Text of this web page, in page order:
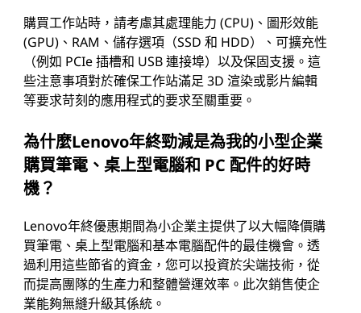
購買工作站時，請考慮其處理能力 (CPU)、圖形效能
(GPU)、RAM、儲存選項（SSD 和 HDD）、可擴充性
（例如 PCIe 插槽和 USB 連接埠）以及保固支援。這
些注意事項對於確保工作站滿足 3D 渲染或影片編輯
等要求苛刻的應用程式的要求至關重要。
為什麼Lenovo年終勁減是為我的小型企業
購買筆電、桌上型電腦和 PC 配件的好時
機？
Lenovo年終優惠期間為小企業主提供了以大幅降價購
買筆電、桌上型電腦和基本電腦配件的最佳機會。透
過利用這些節省的資金，您可以投資於尖端技術，從
而提高團隊的生產力和整體營運效率。此次銷售使企
業能夠無縫升級其係統。